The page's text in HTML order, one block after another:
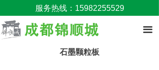
服务热线：15982255529
끀
石墨颗粒板